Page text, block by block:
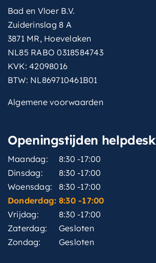
Bad en Vloer B.V.
Zuiderinslag 8 A
3871 MR, Hoevelaken
NL85 RABO 0318584743
KVK: 42098016
BTW: NL869710461B01
Algemene voorwaarden
Openingstijden helpdesk
Maandag:
8:30 -17:00
Dinsdag:
8:30 -17:00
Woensdag:
8:30 -17:00
Donderdag: 8:30 -17:00
Vrijdag:
8:30 -17:00
Zaterdag:
Gesloten
Zondag:
Gesloten